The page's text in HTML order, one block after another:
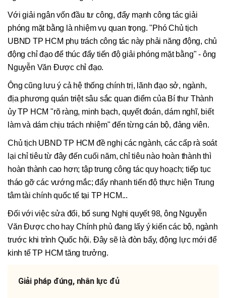
Với giải ngân vốn đầu tư công, đẩy mạnh công tác giải
phóng mặt bằng là nhiệm vụ quan trọng. "Phó Chủ tịch
UBND TP HCM phụ trách công tác này phải năng động, chủ
động chỉ đạo để thúc đẩy tiến độ giải phóng mặt bằng" - ông
Nguyễn Văn Được chỉ đạo.
Ông cũng lưu ý cả hệ thống chính trị, lãnh đạo sở, ngành,
địa phương quán triệt sâu sắc quan điểm của Bí thư Thành
ủy TP HCM "rõ ràng, minh bạch, quyết đoán, dám nghĩ, biết
làm và dám chịu trách nhiệm" đến từng cán bộ, đảng viên.
Chủ tịch UBND TP HCM đề nghị các ngành, các cấp rà soát
lại chỉ tiêu từ đây đến cuối năm, chỉ tiêu nào hoàn thành thì
hoàn thành cao hơn; tập trung công tác quy hoạch; tiếp tục
tháo gỡ các vướng mắc; đẩy nhanh tiến độ thực hiện Trung
tâm tài chính quốc tế tại TP HCM...
Đối với việc sửa đổi, bổ sung Nghị quyết 98, ông Nguyễn
Văn Được cho hay Chính phủ đang lấy ý kiến các bộ, ngành
trước khi trình Quốc hội. Đây sẽ là đòn bẩy, động lực mới để
kinh tế TP HCM tăng trưởng.
Giải pháp đúng, nhân lực đủ